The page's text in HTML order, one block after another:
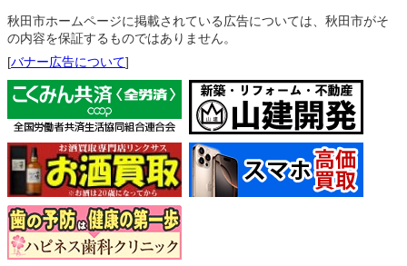
秋田市ホームページに掲載されている広告については、秋田市がそ
の内容を保証するものではありません。
[バナー広告について]